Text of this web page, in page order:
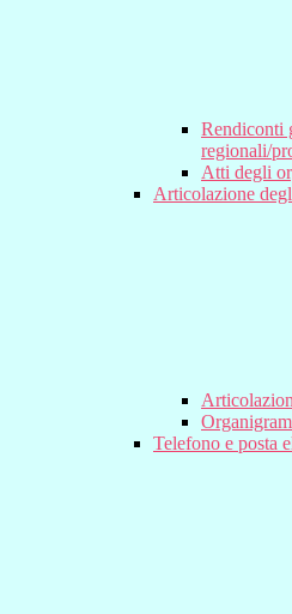
Rendiconti
regionali/
Atti degli
Articolazione
Telefono e posta